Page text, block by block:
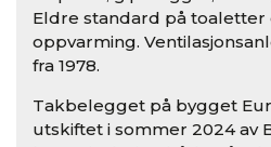
Eldre standard på
oppvarming.
fra 1978.
Takbelegget på bygget
utskiftet i sommer 2024 av